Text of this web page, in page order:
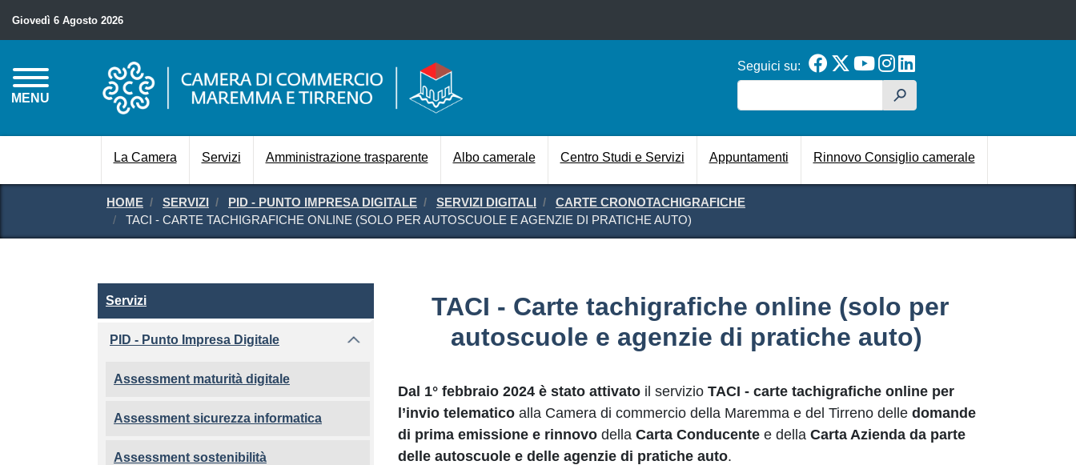
Giovedì 6 Agosto 2026
MENU
Seguici su:
h
Navigazione principale
La Camera Servizi Amministrazione trasparente Albo camerale Centro Studi e Servizi Appuntamenti Rinnovo Consiglio camerale
HOME SERVIZI PID - PUNTO IMPRESA DIGITALE SERVIZI DIGITALI
CARTE CRONOTACHIGRAFICHE
TACI - CARTE TACHIGRAFICHE ONLINE (SOLO PER AUTOSCUOLE E AGENZIE DI PRATICHE AUTO)
TACI - Carte tachigrafiche online (solo per
autoscuole e agenzie di pratiche auto)
Dal 1° febbraio 2024 è stato attivato il servizio TACI - carte tachigrafiche online per
l’invio telematico alla Camera di commercio della Maremma e del Tirreno delle domande
di prima emissione e rinnovo della Carta Conducente e della Carta Azienda da parte
delle autoscuole e delle agenzie di pratiche auto.
Servizi
Servizi
PID - Punto Impresa Digitale
Assessment maturità digitale
Assessment sicurezza informatica
Assessment sostenibilità